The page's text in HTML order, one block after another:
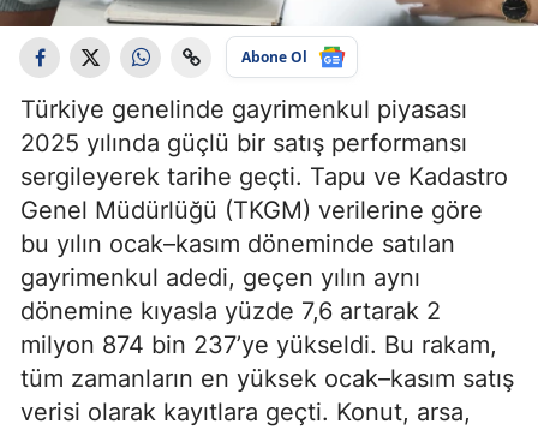
Abone Ol
Türkiye genelinde gayrimenkul piyasası
2025 yılında güçlü bir satış performansı
sergileyerek tarihe geçti. Tapu ve Kadastro
Genel Müdürlüğü (TKGM) verilerine göre
bu yılın ocak–kasım döneminde satılan
gayrimenkul adedi, geçen yılın aynı
dönemine kıyasla yüzde 7,6 artarak 2
milyon 874 bin 237’ye yükseldi. Bu rakam,
tüm zamanların en yüksek ocak–kasım satış
verisi olarak kayıtlara geçti. Konut, arsa,